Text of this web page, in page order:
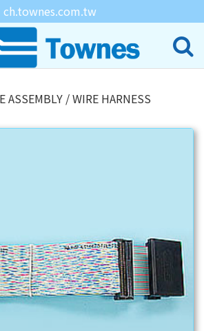
ch.townes.com.tw
ASSEMBLY / WIRE HARNESS